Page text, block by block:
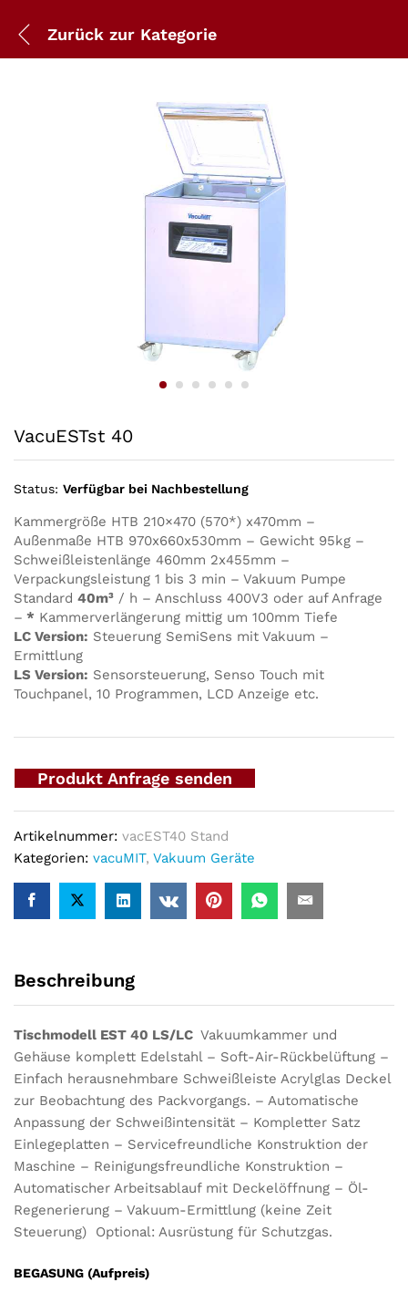
Zurück zur Kategorie
VacuESTst 40
Status: Verfügbar bei Nachbestellung
Kammergröße HTB 210×470 (570*) x470mm –
Außenmaße HTB 970x660x530mm – Gewicht 95kg –
Schweißleistenlänge 460mm 2x455mm –
Verpackungsleistung 1 bis 3 min – Vakuum Pumpe
Standard 40m³ / h – Anschluss 400V3 oder auf Anfrage
– * Kammerverlängerung mittig um 100mm Tiefe
LC Version: Steuerung SemiSens mit Vakuum –
Ermittlung
LS Version: Sensorsteuerung, Senso Touch mit
Touchpanel, 10 Programmen, LCD Anzeige etc.
Produkt Anfrage senden
Artikelnummer: vacEST40 Stand
Kategorien: vacuMIT, Vakuum Geräte
Beschreibung
Tischmodell EST 40 LS/LC Vakuumkammer und
Gehäuse komplett Edelstahl – Soft-Air-Rückbelüftung –
Einfach herausnehmbare Schweißleiste Acrylglas Deckel
zur Beobachtung des Packvorgangs. – Automatische
Anpassung der Schweißintensität – Kompletter Satz
Einlegeplatten – Servicefreundliche Konstruktion der
Maschine – Reinigungsfreundliche Konstruktion –
Automatischer Arbeitsablauf mit Deckelöffnung – Öl-
Regenerierung – Vakuum-Ermittlung (keine Zeit
Steuerung) Optional: Ausrüstung für Schutzgas.
BEGASUNG (Aufpreis)